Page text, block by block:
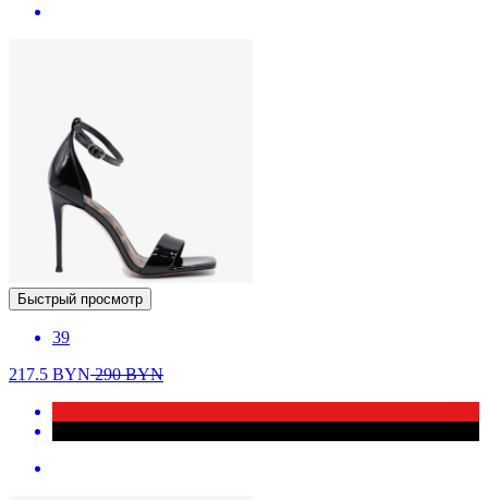
Быстрый просмотр
39
217.5 BYN290BYN